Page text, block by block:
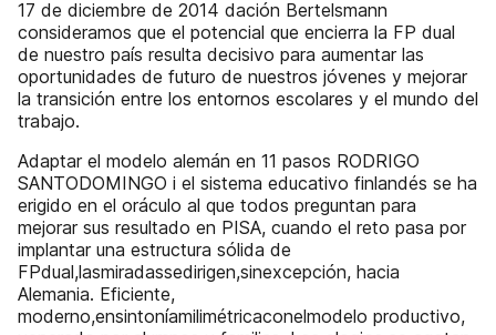
17 de diciembre de 2014 dación Bertelsmann
consideramos que el potencial que encierra la FP dual
de nuestro país resulta decisivo para aumentar las
oportunidades de futuro de nuestros jóvenes y mejorar
la transición entre los entornos escolares y el mundo del
trabajo.
Adaptar el modelo alemán en 11 pasos RODRIGO
SANTODOMINGO i el sistema educativo finlandés se ha
erigido en el oráculo al que todos preguntan para
mejorar sus resultado en PISA, cuando el reto pasa por
implantar una estructura sólida de
FPdual,lasmiradassedirigen,sinexcepción, hacia
Alemania. Eficiente,
moderno,ensintoníamilimétricaconelmodelo productivo,